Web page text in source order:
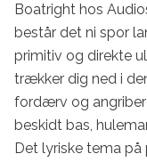
Boatright hos
består det ni spor
primitiv og direkte
trækker dig ned i
fordærv og
beskidt bas,
Det lyriske tema